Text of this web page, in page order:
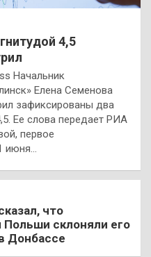
4,5
Начальник
Елена Семенова
зафиксированы два
Ее слова передает РИА
первое
июня…
что
склоняли его
Донбассе